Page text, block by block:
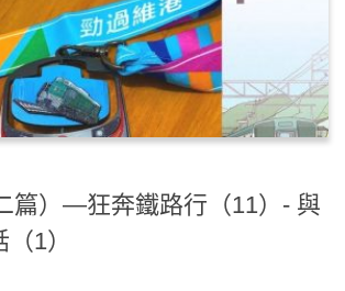
篇）—狂奔鐵路行（11）- 與
1）